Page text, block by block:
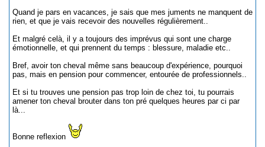
Quand je pars en vacances, je sais que mes juments ne manquent de
rien, et que je vais recevoir des nouvelles régulièrement..
Et malgré celà, il y a toujours des imprévus qui sont une charge
émotionnelle, et qui prennent du temps : blessure, maladie etc..
Bref, avoir ton cheval même sans beaucoup d'expérience, pourquoi
pas, mais en pension pour commencer, entourée de professionnels..
Et si tu trouves une pension pas trop loin de chez toi, tu pourrais
amener ton cheval brouter dans ton pré quelques heures par ci par
là...
Bonne reflexion